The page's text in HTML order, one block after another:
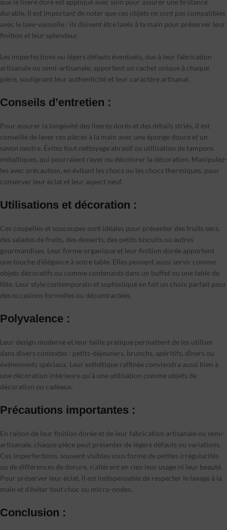
durable. Il est important de noter que ces objets ne sont pas compatibles
avec le lave-vaisselle : ils doivent être lavés à la main pour préserver leur
finition et leur splendeur.
Les imperfections ou légers défauts éventuels, dus à leur fabrication
artisanale ou semi-artisanale, apportent un cachet unique à chaque
pièce, soulignant leur authenticité et leur caractère artisanal.
Conseils d’entretien :
Pour assurer la longévité des liserés dorés et des détails striés, il est
conseillé de laver ces pièces à la main avec une éponge douce et un
savon neutre. Évitez tout nettoyage abrasif ou utilisation de tampons
métalliques, qui pourraient rayer ou décolorer la décoration. Manipulez-
les avec précaution, en évitant les chocs ou les chocs thermiques, pour
conserver leur éclat et leur aspect neuf.
Utilisations et décoration :
Ces coupelles et soucoupes sont idéales pour présenter des fruits secs,
des salades de fruits, des desserts, des petits biscuits ou autres
gourmandises. Leur forme organique et leur finition dorée apportent
une touche d’élégance à votre table. Elles peuvent aussi servir comme
objets décoratifs ou comme contenants dans un buffet ou une table de
fête. Leur style contemporain et sophistiqué en fait un choix parfait pour
des occasions formelles ou décontractées.
Polyvalence :
Leur design moderne et leur taille pratique permettent de les utiliser
dans divers contextes : petits-déjeuners, brunchs, apéritifs, dîners ou
événements spéciaux. Leur esthétique raffinée conviendra aussi bien à
une décoration intérieure qu’à une utilisation comme objets de
décoration ou cadeaux.
Précautions importantes :
En raison de leur finition dorée et de leur fabrication artisanale ou semi-
artisanale, chaque pièce peut présenter de légers défauts ou variations.
Ces imperfections, souvent visibles sous forme de petites irrégularités
ou de différences de dorure, n’altèrent en rien leur usage ni leur beauté.
Pour préserver leur éclat, il est indispensable de respecter le lavage à la
main et d’éviter tout choc ou micro-ondes.
Conclusion :